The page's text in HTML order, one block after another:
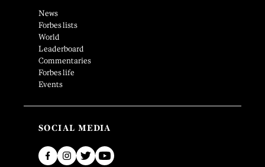
News
Forbes lists
World
Leaderboard
Commentaries
Forbes life
Events
SOCIAL MEDIA